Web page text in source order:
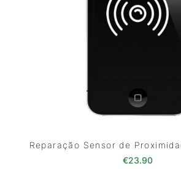
Reparação Sensor de
€23.90